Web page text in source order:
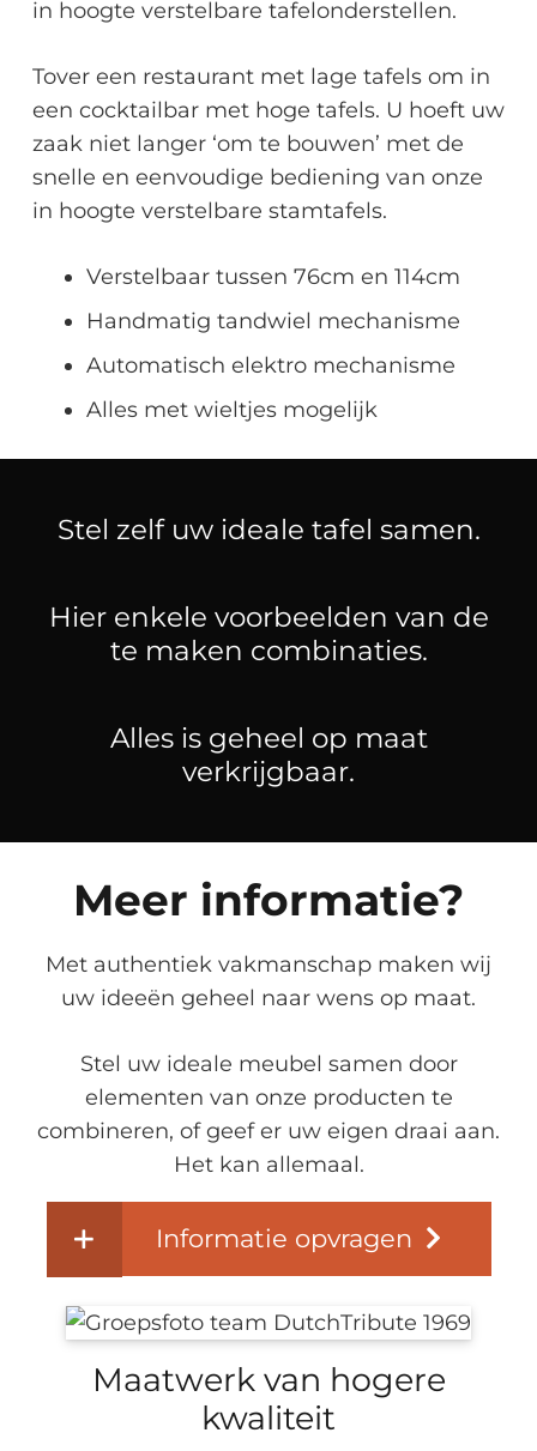
in hoogte verstelbare tafelonderstellen.
Tover een restaurant met lage tafels om in
een cocktailbar met hoge tafels. U hoeft uw
zaak niet langer ‘om te bouwen’ met de
snelle en eenvoudige bediening van onze
in hoogte verstelbare stamtafels.
Verstelbaar tussen 76cm en 114cm
Handmatig tandwiel mechanisme
Automatisch elektro mechanisme
Alles met wieltjes mogelijk
Stel zelf uw ideale tafel samen.
Hier enkele voorbeelden van de
te maken combinaties.
Alles is geheel op maat
verkrijgbaar.
Meer informatie?
Met authentiek vakmanschap maken wij
uw ideeën geheel naar wens op maat.
Stel uw ideale meubel samen door
elementen van onze producten te
combineren, of geef er uw eigen draai aan.
Het kan allemaal.
Informatie opvragen
Maatwerk van hogere
kwaliteit